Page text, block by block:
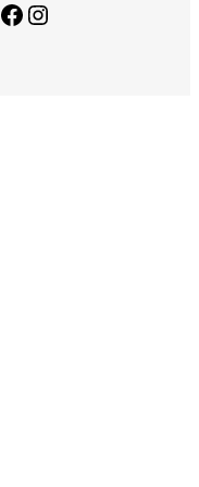
Facebook
Instagram